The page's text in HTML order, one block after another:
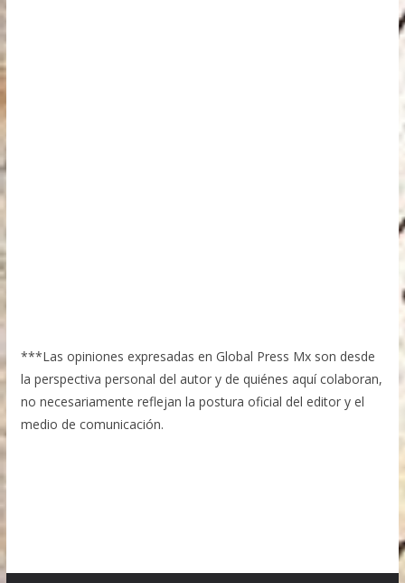
***Las opiniones expresadas en Global Press Mx son desde
la perspectiva personal del autor y de quiénes aquí colaboran,
no necesariamente reflejan la postura oficial del editor y el
medio de comunicación.